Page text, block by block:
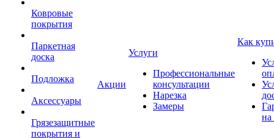
Ковровые
покрытия
Паркетная
доска
Подложка
Аксессуары
Грязезащитные
покрытия и
Акции
Услуги
Профессиональные
консультации
Нарезка
Замеры
Как
на